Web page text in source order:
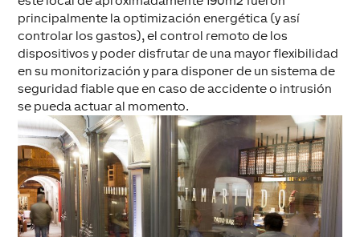
principalmente laoptimización energética (y así
controlar los gastos), el control remoto de los
dispositivos y poder disfrutar de una mayor flexibilidad
en su monitorización y paradisponer de un sistema de
seguridad fiableque en caso de accidente o intrusión
se pueda actuar al momento.